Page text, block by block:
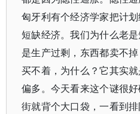
匈牙利有个经济学家把计
短缺经济。我们为什么老
是生产过剩，东西都卖不
买不着，为什么？它其实
偏多。今天看来这个谜很
街就背个大口袋，一看到